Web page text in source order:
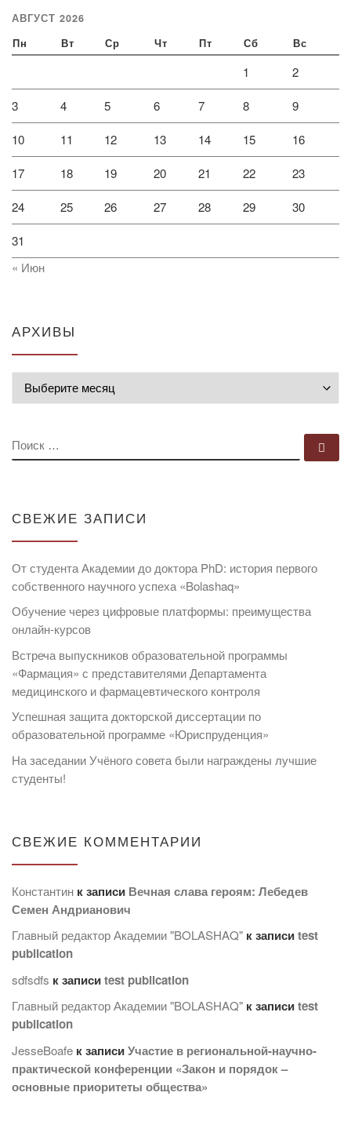
АВГУСТ 2026
Пн Вт Ср Чт Пт Сб Вс
1 2
3 4 5 6 7 8 9
10 11 12 13 14 15 16
17 18 19 20 21 22 23
24 25 26 27 28 29 30
31
« Июн
АРХИВЫ
ПОИСК
СВЕЖИЕ ЗАПИСИ
От студента Академии до доктора PhD: история первого
собственного научного успеха «Bolashaq»
Обучение через цифровые платформы: преимущества
онлайн-курсов
Встреча выпускников образовательной программы
«Фармация» с представителями Департамента
медицинского и фармацевтического контроля
Успешная защита докторской диссертации по
образовательной программе «Юриспруденция»
На заседании Учёного совета были награждены лучшие
студенты!
СВЕЖИЕ КОММЕНТАРИИ
Константин к записи Вечная слава героям: Лебедев
Семен Андрианович
Главный редактор Академии "BOLASHAQ" к записиtest
publication
sdfsdfs к записиtest publication
Главный редактор Академии "BOLASHAQ" к записиtest
publication
JesseBoafe к записиУчастие в региональной-научно-
практической конференции «Закон и порядок –
основные приоритеты общества»